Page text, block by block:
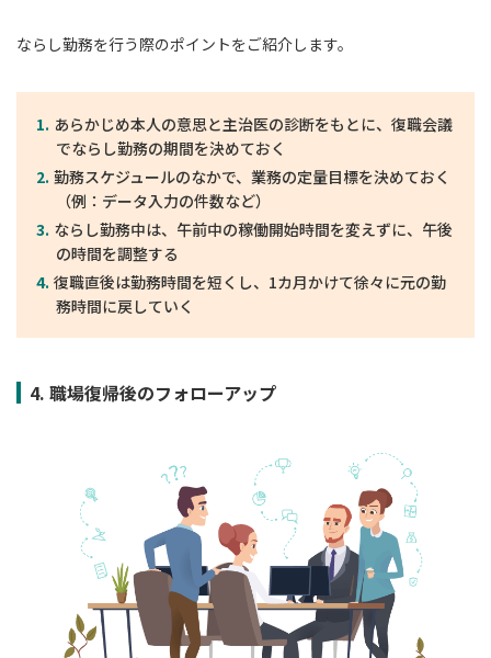
ならし勤務を行う際のポイントをご紹介します。
あらかじめ本人の意思と主治医の診断をもとに、復職会議
でならし勤務の期間を決めておく
勤務スケジュールのなかで、業務の定量目標を決めておく
（例：データ入力の件数など）
ならし勤務中は、午前中の稼働開始時間を変えずに、午後
の時間を調整する
復職直後は勤務時間を短くし、1カ月かけて徐々に元の勤
務時間に戻していく
4. 職場復帰後のフォローアップ